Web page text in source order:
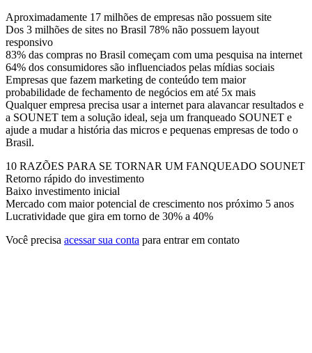
Aproximadamente 17 milhões de empresas não possuem site
Dos 3 milhões de sites no Brasil 78% não possuem layout
responsivo
83% das compras no Brasil começam com uma pesquisa na internet
64% dos consumidores são influenciados pelas mídias sociais
Empresas que fazem marketing de conteúdo tem maior
probabilidade de fechamento de negócios em até 5x mais
Qualquer empresa precisa usar a internet para alavancar resultados e
a SOUNET tem a solução ideal, seja um franqueado SOUNET e
ajude a mudar a história das micros e pequenas empresas de todo o
Brasil.
10 RAZÕES PARA SE TORNAR UM FANQUEADO SOUNET
Retorno rápido do investimento
Baixo investimento inicial
Mercado com maior potencial de crescimento nos próximo 5 anos
Lucratividade que gira em torno de 30% a 40%
Você precisa acessar sua conta para entrar em contato